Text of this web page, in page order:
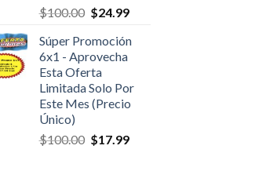
$100.00 $24.99
Súper Promoción
6x1 - Aprovecha
Esta Oferta
Limitada Solo Por
Este Mes (Precio
Único)
$100.00 $17.99